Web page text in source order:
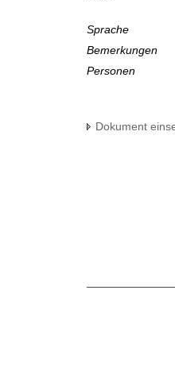
Sprache
Bemerkungen
Personen
Dokument